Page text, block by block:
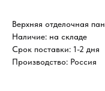
Верхняя отделочная
Наличие: на складе
Срок поставки: 1-2 дня
Производство: Россия